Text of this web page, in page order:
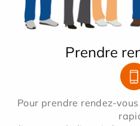
Prendre
Pour prendre rendez-